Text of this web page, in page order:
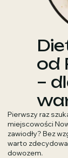
od
–
Pierwszy raz
miejscowości
zawiodły? Bez
warto
dowozem.